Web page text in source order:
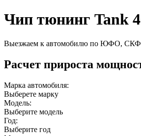
Чип тюнинг Tank
Выезжаем к автомобилю по ЮФО,
Расчет прироста
Марка автомобиля:
Выберете марку
Модель:
Выберите модель
Год:
Выберите год